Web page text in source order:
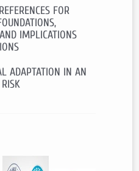
Sophie
INRA-SAE2 (projet
– 2019
FOR
IMPLICATIONS
ANR (Agence
Recherche)
ADAPTATION IN AN